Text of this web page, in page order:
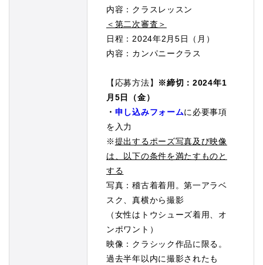
内容：クラスレッスン
＜第二次審査＞
日程：2024年2月5日（月）
内容：カンパニークラス
【応募方法】
※締切：2024年1
月5日（金）
・ 申し込みフォームに必要事項
を入力
※提出するポーズ写真及び映像
は、以下の条件を満たすものと
する
写真：稽古着着用。第一アラベ
スク、真横から撮影
（女性はトウシューズ着用、オ
ンポワント）
映像：クラシック作品に限る。
過去半年以内に撮影されたも